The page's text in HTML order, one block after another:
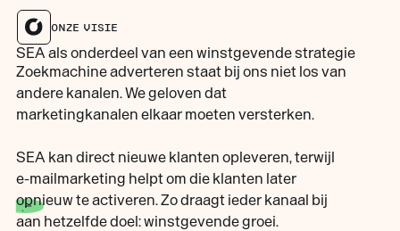
ONZE VISIE
SEA als onderdeel van een winstgevende strategie
Zoekmachine adverteren staat bij ons niet los van
andere kanalen. We geloven dat
marketingkanalen elkaar moeten versterken.
SEA kan direct nieuwe klanten opleveren, terwijl
e-mailmarketing helpt om die klanten later
opnieuw te activeren. Zo draagt ieder kanaal bij
aan hetzelfde doel: winstgevende groei.